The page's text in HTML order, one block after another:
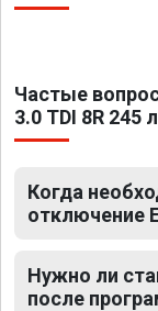
Частые
3.0 TDI 8R 245
Когда
отключение
Нужно ли
после